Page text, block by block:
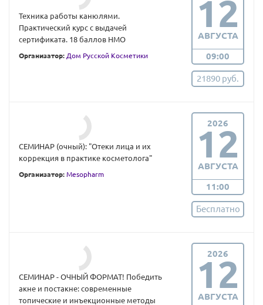
Техника работы канюлями.
Практический курс с выдачей
сертификата. 18 баллов НМО
Организатор: Дом Русской Косметики
12
АВГУСТА
09:00
21890 руб.
СЕМИНАР (очный): "Отеки лица и их
коррекция в практике косметолога"
Организатор: Mesopharm
2026
12
АВГУСТА
11:00
Бесплатно
СЕМИНАР - ОЧНЫЙ ФОРМАТ! Победить
акне и постакне: современные
топические и инъекционные методы
2026
12
АВГУСТА